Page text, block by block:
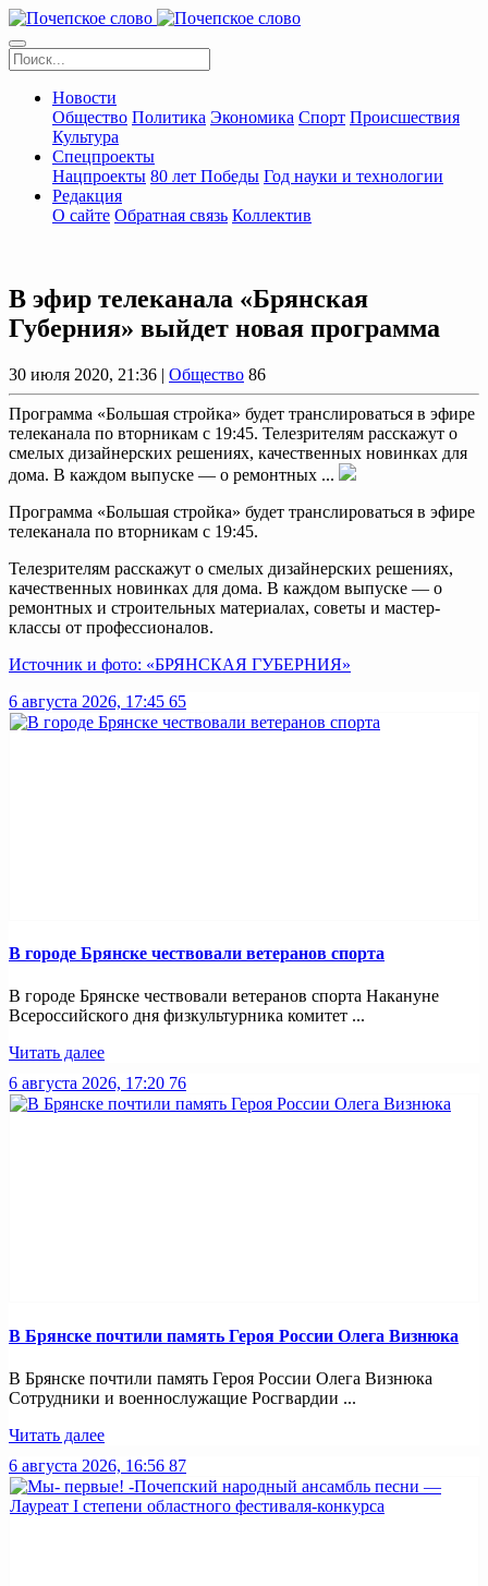
Новости
Общество Политика Экономика Спорт Происшествия
Культура
Спецпроекты
Нацпроекты 80 лет Победы Год науки и технологии
Редакция
О сайте Обратная связь Коллектив
В эфир телеканала «Брянская
Губерния» выйдет новая программа
30 июля 2020, 21:36 | Общество 86
Программа «Большая стройка» будет транслироваться в эфире
телеканала по вторникам с 19:45. Телезрителям расскажут о
смелых дизайнерских решениях, качественных новинках для
дома. В каждом выпуске — о ремонтных ...
Программа «Большая стройка» будет транслироваться в эфире
телеканала по вторникам с 19:45.
Телезрителям расскажут о смелых дизайнерских решениях,
качественных новинках для дома. В каждом выпуске — о
ремонтных и строительных материалах, советы и мастер-
классы от профессионалов.
Источник и фото: «БРЯНСКАЯ ГУБЕРНИЯ»
6 августа 2026, 17:45 65
В городе Брянске чествовали ветеранов спорта
В городе Брянске чествовали ветеранов спорта Накануне
Всероссийского дня физкультурника комитет ...
Читать далее
6 августа 2026, 17:20 76
В Брянске почтили память Героя России Олега Визнюка
В Брянске почтили память Героя России Олега Визнюка
Сотрудники и военнослужащие Росгвардии ...
Читать далее
6 августа 2026, 16:56 87